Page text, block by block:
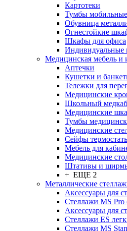
Картотеки
Тумбы мобильные
Обувница
Огнестойкие
Шкафы для офиса
Индивидуальные
Медицинская мебель и
Аптечки
Кушетки и
Тележки для
Медицинские
Школьный
Медицинские
Тумбы
Медицинские
Сейфы
Мебель для
Медицинские
Штативы и
+ ЕЩЕ 2
Металлические
Аксессуары для
Стеллажи MS Pro
Аксессуары для
Стеллажи ES
Стеллажи MS